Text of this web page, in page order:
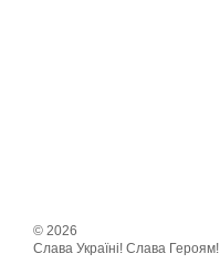
© 2026
Слава Україні! Слава Героям!